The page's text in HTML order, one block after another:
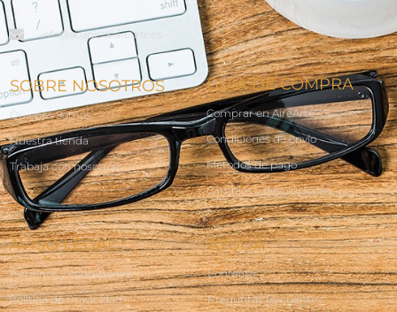
info@abanicosairearte.es
SOBRE NOSOTROS
Quienes Somos
Nuestra tienda
Trabaja con nosotros
GUÍA DE COMPRA
Comprar en AireArte
Condiciones de envío
Métodos de pago
Cambios y devoluciones
AVISO LEGAL
Terminos y condiciones
Política de Privacidad
AYUDA
Contacto
Preguntas frecuentes